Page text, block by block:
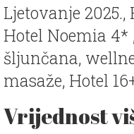
Ljetovanje
Hotel Noemia 4*
šljunčana,
masaže, Hotel
Vrijednost